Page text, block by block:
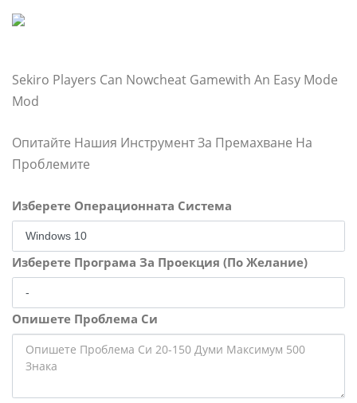
Sekiro Players Can Nowcheat Gamewith An Easy Mode
Mod
Опитайте Нашия Инструмент За Премахване На
Проблемите
Изберете Операционната Система
Изберете Програма За Проекция (По Желание)
Опишете Проблема Си